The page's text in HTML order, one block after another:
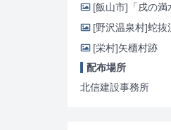
[飯山市] 「戌の
[野沢温泉村]蛇抜
[栄村]矢櫃村跡
配布場所
北信建設事務所